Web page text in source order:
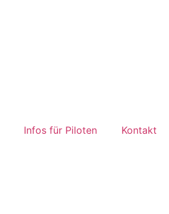
Infos für Piloten Kontakt